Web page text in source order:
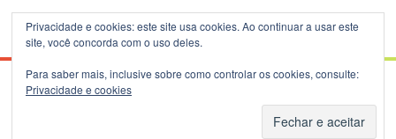
© 2026 Blog do B.Silva - Theme: Patus by FameThemes.
Privacidade e cookies: este site usa cookies. Ao continuar a usar este
site, você concorda com o uso deles.
Para saber mais, inclusive sobre como controlar os cookies, consulte:
Privacidade e cookies